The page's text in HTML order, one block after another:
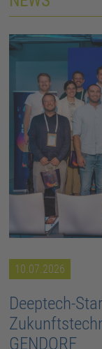
10.07.2026
Deeptech-
GENDORF